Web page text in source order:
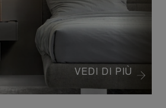
VEDI DI PIÙ